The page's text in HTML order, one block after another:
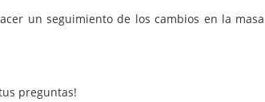
un seguimiento de los cambios en la masa
preguntas!